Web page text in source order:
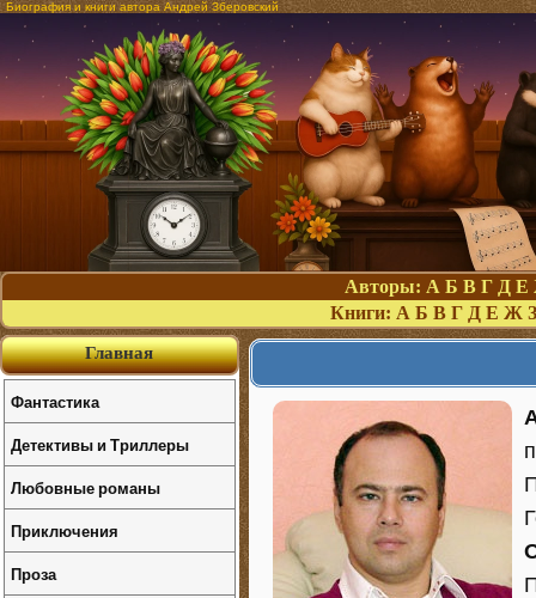
Биография и книги автора Андрей Зберовский
Авторы: А Б В Г Д Е
Книги: А Б В Г Д Е Ж З
Главная
Фантастика
Детективы и Триллеры
Любовные романы
Приключения
Проза